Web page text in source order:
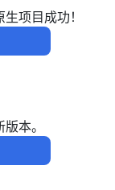
项目成功！
本。